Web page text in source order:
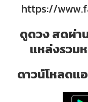
https://
ดูดวง สดผ่า
แหล่งรวม
ดาวน์โหลดแ